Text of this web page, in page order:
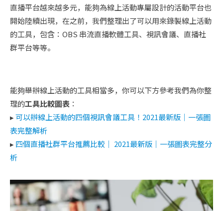
直播平台越來越多元，能夠為線上活動專屬設計的活動平台也
開始陸續出現，在之前，我們整理出了可以用來錄製線上活動
的工具，包含：OBS 串流直播軟體工具、視訊會議、直播社
群平台等等。
能夠舉辦線上活動的工具相當多，你可以下方參考我們為你整
理的工具比較圖表 ：
▸可以辦線上活動的四個視訊會議工具！2021最新版｜一張圖
表完整解析
▸ 四個直播社群平台推薦比較｜ 2021最新版｜一張圖表完整分
析